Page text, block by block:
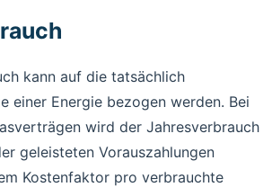
kann auf die tatsächlich
einer Energie bezogen werden. Bei
wird der Jahresverbrauch
geleisteten Vorauszahlungen
Kostenfaktor pro verbrauchte